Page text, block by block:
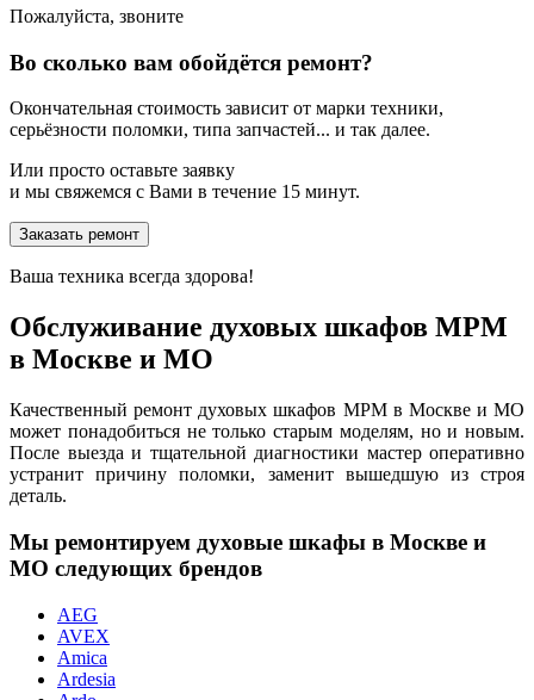
Пожалуйста, звоните
Во сколько вам обойдётся ремонт?
Окончательная стоимость зависит от марки техники,
серьёзности поломки, типа запчастей... и так далее.
Или просто оставьте заявку
и мы свяжемся с Вами в течение 15 минут.
Заказать ремонт
Ваша техника всегда здорова!
Обслуживание духовых шкафов MPM
в Москве и МО
Качественный ремонт духовых шкафов MPM в Москве и МО
может понадобиться не только старым моделям, но и новым.
После выезда и тщательной диагностики мастер оперативно
устранит причину поломки, заменит вышедшую из строя
деталь.
Мы ремонтируем духовые шкафы в Москве и
МО следующих брендов
AEG
AVEX
Amica
Ardesia